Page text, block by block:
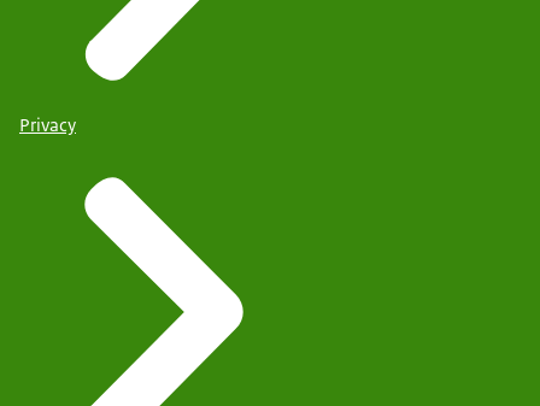
Privacy